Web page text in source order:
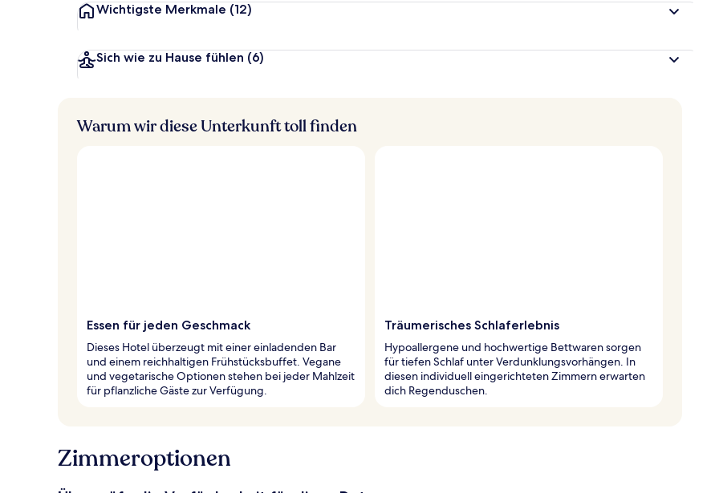
Wichtigste Merkmale (12)
Sich wie zu Hause fühlen (6)
Warum wir diese Unterkunft toll finden
Essen für jeden Geschmack
Dieses Hotel überzeugt mit einer einladenden Bar
und einem reichhaltigen Frühstücksbuffet. Vegane
und vegetarische Optionen stehen bei jeder Mahlzeit
für pflanzliche Gäste zur Verfügung.
Träumerisches Schlaferlebnis
Hypoallergene und hochwertige Bettwaren sorgen
für tiefen Schlaf unter Verdunklungsvorhängen. In
diesen individuell eingerichteten Zimmern erwarten
dich Regenduschen.
Zimmeroptionen